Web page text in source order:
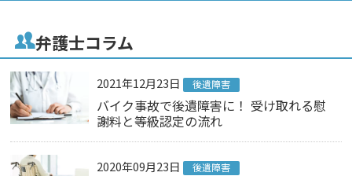
弁護士コラム
2021年12月23日 後遺障害
バイク事故で後遺障害に！ 受け取れる慰
謝料と等級認定の流れ
2020年09月23日 後遺障害